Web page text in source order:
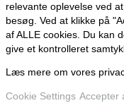
relevante oplevelse ved
besøg. Ved at klikke på
af ALLE cookies. Du kan
give et kontrolleret
Læs mere om vores
Cookie Settings Accepter